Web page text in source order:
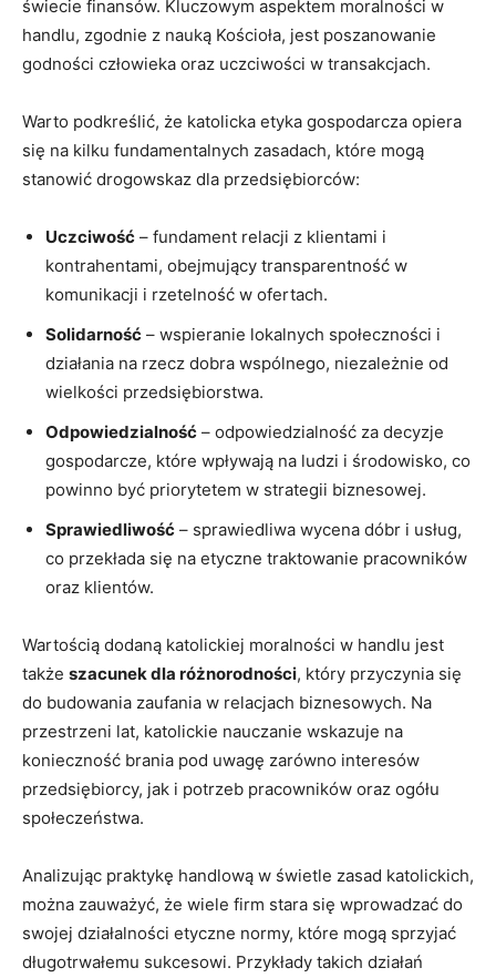
świecie finansów. Kluczowym aspektem moralności w
handlu, zgodnie z nauką Kościoła, jest poszanowanie
godności człowieka oraz uczciwości w transakcjach.
Warto podkreślić, że katolicka etyka gospodarcza opiera
się na kilku fundamentalnych zasadach, które mogą
stanowić drogowskaz dla przedsiębiorców:
Uczciwość – fundament relacji z klientami i
kontrahentami, obejmujący transparentność w
komunikacji i rzetelność w ofertach.
Solidarność – wspieranie lokalnych społeczności i
działania na rzecz dobra wspólnego, niezależnie od
wielkości przedsiębiorstwa.
Odpowiedzialność – odpowiedzialność za decyzje
gospodarcze, które wpływają na ludzi i środowisko, co
powinno być priorytetem w strategii biznesowej.
Sprawiedliwość – sprawiedliwa wycena dóbr i usług,
co przekłada się na etyczne traktowanie pracowników
oraz klientów.
Wartością dodaną katolickiej moralności w handlu jest
także szacunek dla różnorodności, który przyczynia się
do budowania zaufania w relacjach biznesowych. Na
przestrzeni lat, katolickie nauczanie wskazuje na
konieczność brania pod uwagę zarówno interesów
przedsiębiorcy, jak i potrzeb pracowników oraz ogółu
społeczeństwa.
Analizując praktykę handlową w świetle zasad katolickich,
można zauważyć, że wiele firm stara się wprowadzać do
swojej działalności etyczne normy, które mogą sprzyjać
długotrwałemu sukcesowi. Przykłady takich działań